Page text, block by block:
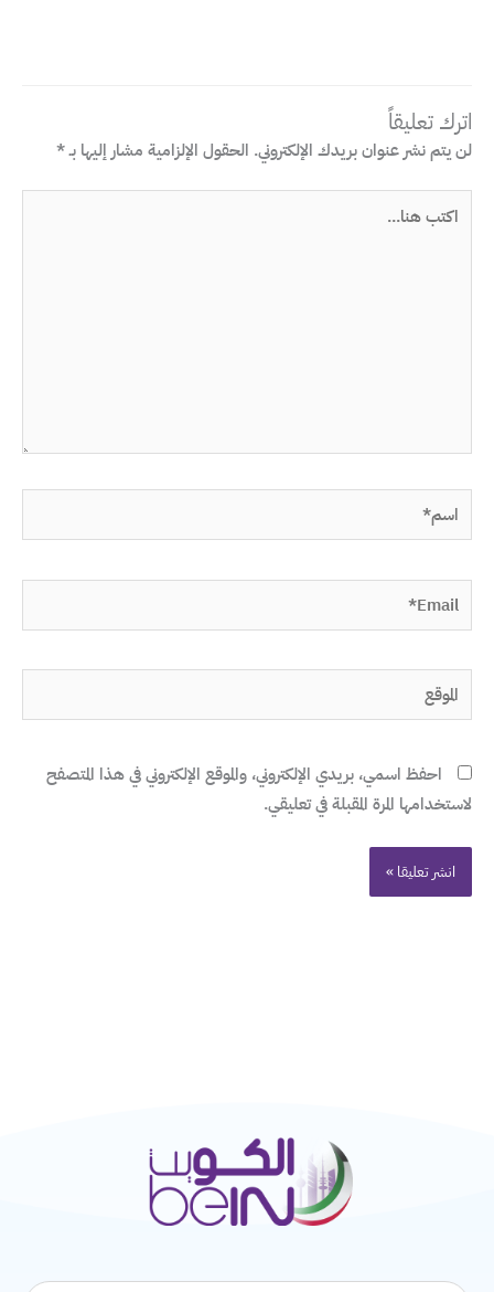
اترك تعليقاً
لن يتم نشر عنوان بريدك الإلكتروني. الحقول الإلزامية مشار إليها بـ*
اسم*
Email*
الموقع
احفظ اسمي، بريدي الإلكتروني، والموقع الإلكتروني في هذا المتصفح
لاستخدامها المرة المقبلة في تعليقي.